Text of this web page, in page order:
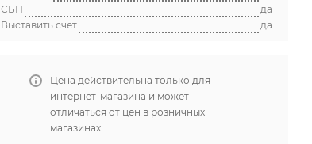
СБП
да
Выставить счет
да
Цена действительна только для
интернет-магазина и может
отличаться от цен в розничных
магазинах